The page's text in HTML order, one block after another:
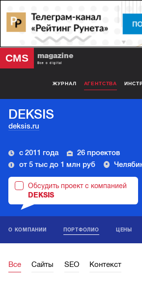
CMS magazine
Все о digital
ЖУРНАЛ АГЕНТСТВА
DEKSIS
deksis.ru
с 2011 года
26 проектов
от 5 тыс до 1 млн руб
Обсудить проект с компанией
DEKSIS
О КОМПАНИИ ПОРТФОЛИО ЦЕНЫ
Все Сайты SEO Контекст